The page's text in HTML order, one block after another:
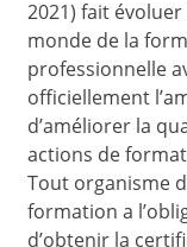
2021) fait évoluer
monde de la
professionnelle
officiellement
d’améliorer la
actions de
Tout organisme
formation a
d’obtenir la